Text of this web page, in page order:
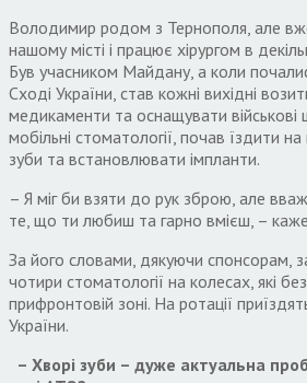
Володимир родом з Тернополя, але
нашому місті і працює хірургом в
Був учасником Майдану, а коли
Сході України, став кожні вихідні
медикаменти та оснащувати військові
мобільні стоматології, почав їздити
зуби та встановлювати імпланти.
– Я міг би взяти до рук зброю, але
те, що ти любиш та гарно вмієш, –
За його словами, дякуючи спонсорам,
чотири стоматології на колесах, які
прифронтовій зоні. На ротації
України.
– Хворі зуби – дуже актуальна